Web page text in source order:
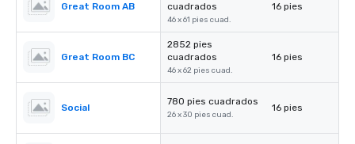
Great Room AB
cuadrados
46 x 61 pies cuad.
16 pies
Great Room BC
2852 pies
cuadrados
46 x 62 pies cuad.
16 pies
Social
780 pies cuadrados
26 x 30 pies cuad.
16 pies